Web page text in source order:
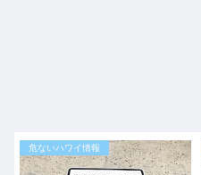
危ないハワイ情報